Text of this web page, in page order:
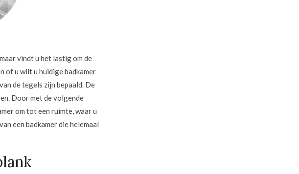
vindt u het lastig om de
of u wilt u huidige badkamer
de tegels zijn bepaald. De
Door met de volgende
om tot een ruimte, waar u
een badkamer die helemaal